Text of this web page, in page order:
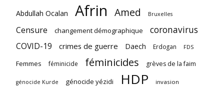
Abdullah Ocalan Afrin Amed Bruxelles
Censure changement démographique coronavirus
COVID-19 crimes de guerre Daech Erdogan FDS
Femmes féminicide féminicides grèves de la faim
génocide Kurde génocide yézidi HDP invasion